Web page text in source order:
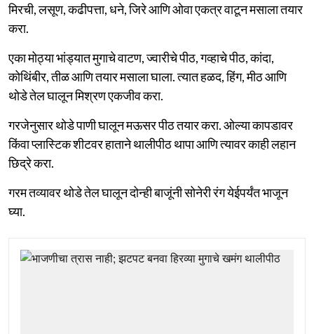
मिरची, लसूण, कढीपत्ता, धने, जिरे आणि ओवा एकत्र वाटून मसाला तयार
करा.
एका मोठ्या भांड्यात मुगाचे वाटण, ज्वारीचे पीठ, गव्हाचे पीठ, कांदा,
कोथिंबीर, तीळ आणि तयार मसाला घाला. त्यात हळद, हिंग, मीठ आणि
थोडे तेल घालून मिश्रण एकजीव करा.
गरजेनुसार थोडे पाणी घालून मऊसर पीठ तयार करा. ओल्या कापडावर
किंवा प्लास्टिक शीटवर हाताने थालीपीठ थापा आणि त्यावर काही लहान
छिद्रे करा.
गरम तव्यावर थोडे तेल घालून दोन्ही बाजूंनी सोनेरी रंग येईपर्यंत भाजून
घ्या.